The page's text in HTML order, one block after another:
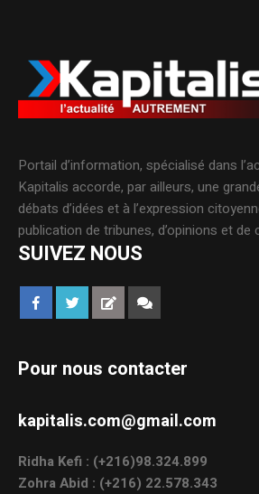
Portail d’information, spécialisé dans
Kapitalis accorde, par ailleurs, une
débats d’idées et à l’expression
publication de tribunes, d’opinions et de
SUIVEZ NOUS
Pour nous contacter
kapitalis.com@gmail.com
Ridha Kefi : (+216)98.324.899
Zohra Abid : (+216) 22.578.343